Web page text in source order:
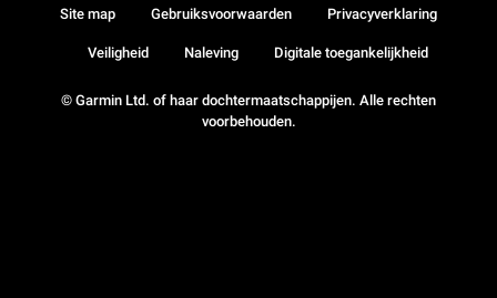
© Garmin Ltd. of haar dochtermaatschappijen. Alle rechten
voorbehouden.
Site map Gebruiksvoorwaarden Privacyverklaring
Veiligheid Naleving Digitale toegankelijkheid